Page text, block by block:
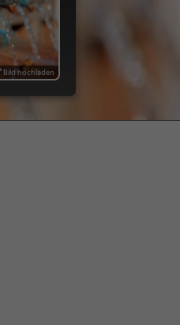
Bild hochladen